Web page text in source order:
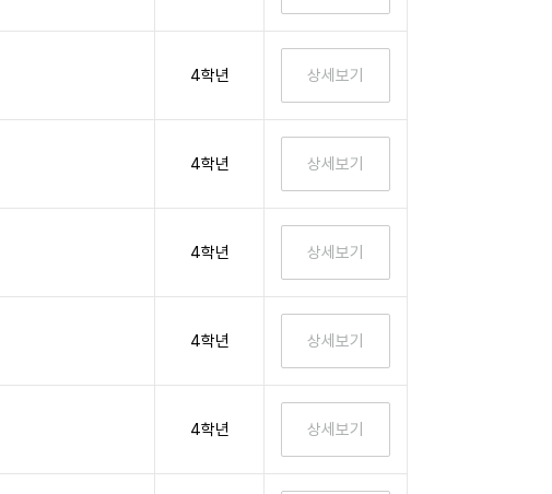
4학년
4학년
4학년
4학년
4학년